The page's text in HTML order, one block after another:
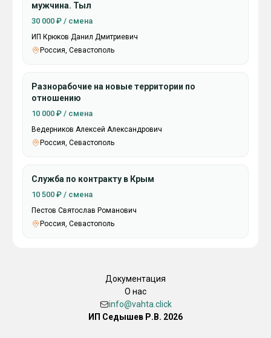
мужчина. Тыл
30 000 ₽ / смена
ИП Крюков Данил Дмитриевич
Россия, Севастополь
Разнорабочие на новые территории по
отношению
10 000 ₽ / смена
Ведерников Алексей Александрович
Россия, Севастополь
Служба по контракту в Крым
10 500 ₽ / смена
Пестов Святослав Романович
Россия, Севастополь
Документация
О нас
info@vahta.click
ИП Седышев Р.В. 2026